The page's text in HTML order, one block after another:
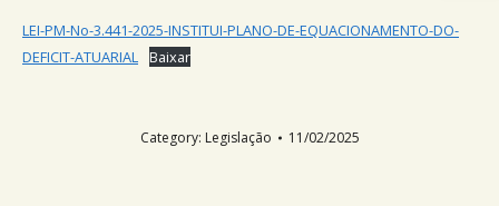
LEI-PM-No-3.441-2025-INSTITUI-PLANO-DE-EQUACIONAMENTO-DO-
DEFICIT-ATUARIAL Baixar
Category: Legislação 11/02/2025